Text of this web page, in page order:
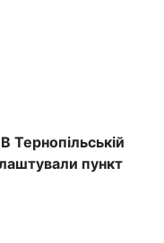
В Тернопільській
пункт